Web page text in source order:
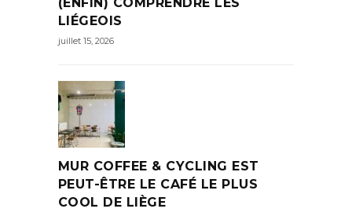
LIÉGEOIS
juillet 15, 2026
MUR COFFEE & CYCLING EST
PEUT-ÊTRE LE CAFÉ LE PLUS
COOL DE LIÈGE